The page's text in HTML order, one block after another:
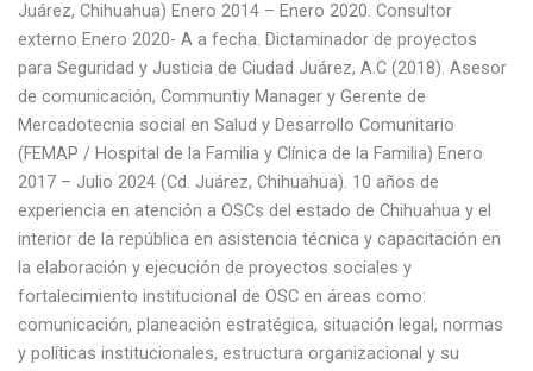
Juárez, Chihuahua) Enero 2014 – Enero 2020. Consultor
externo Enero 2020- A a fecha. Dictaminador de proyectos
para Seguridad y Justicia de Ciudad Juárez, A.C (2018). Asesor
de comunicación, Communtiy Manager y Gerente de
Mercadotecnia social en Salud y Desarrollo Comunitario
(FEMAP / Hospital de la Familia y Clínica de la Familia) Enero
2017 – Julio 2024 (Cd. Juárez, Chihuahua). 10 años de
experiencia en atención a OSCs del estado de Chihuahua y el
interior de la república en asistencia técnica y capacitación en
la elaboración y ejecución de proyectos sociales y
fortalecimiento institucional de OSC en áreas como:
comunicación, planeación estratégica, situación legal, normas
y políticas institucionales, estructura organizacional y su